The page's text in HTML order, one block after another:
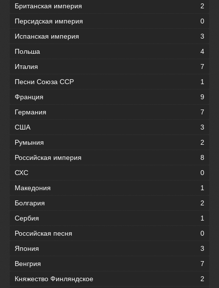
Британская империя
2
Персидская империя
0
Испанская империя
3
Польша
4
Италия
7
Песни Союза ССР
1
Франция
9
Германия
7
США
3
Румыния
2
Российская империя
8
СХС
0
Македония
1
Болгария
2
Сербия
1
Российская песня
0
Япония
3
Венгрия
7
Княжество Финляндское
2